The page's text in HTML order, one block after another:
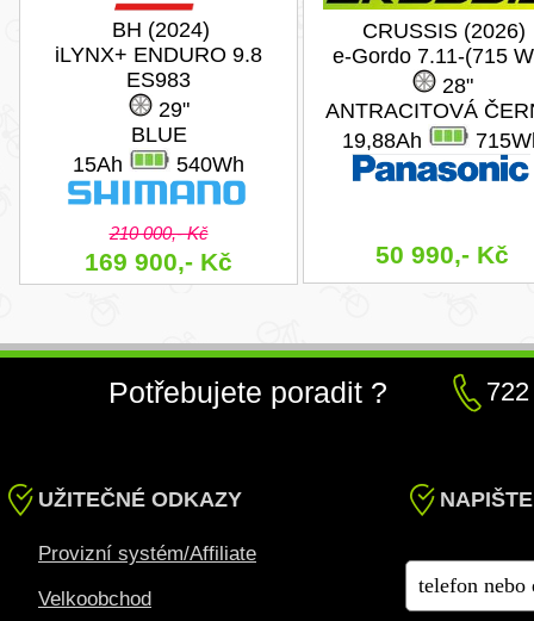
BH (2024)
iLYNX+ ENDURO 9.8
ES983
29"
BLUE
15Ah
540Wh
210 000,- Kč
169 900,- Kč
CRUSSIS (2026)
e-Gordo 7.11-(715
28"
ANTRACITOVÁ
19,88Ah
50 990,- Kč
Potřebujete poradit ?
UŽITEČNÉ ODKAZY
Provizní systém/Affiliate
Velkoobchod